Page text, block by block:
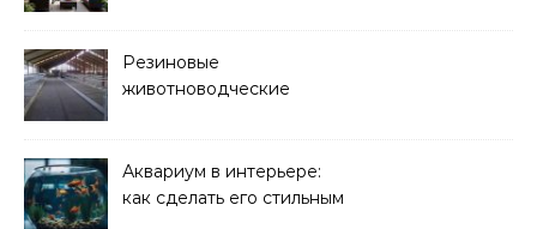
Резиновые
животноводческие
решать
Аквариум в интерьере:
как сделать его стильным